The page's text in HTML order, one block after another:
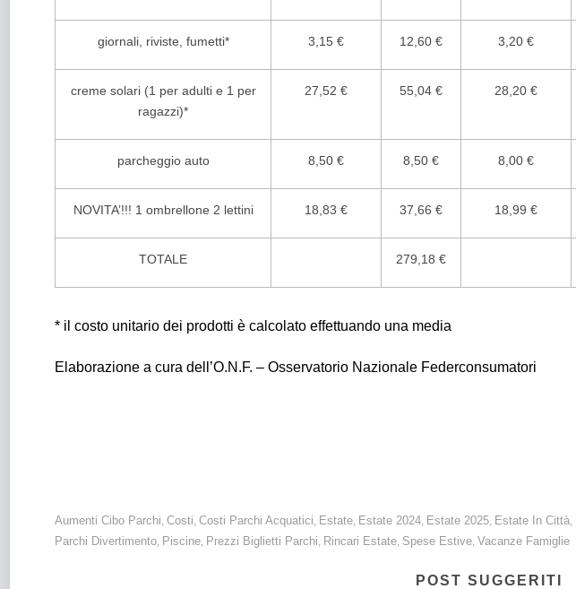
giornali, riviste, fumetti* 3,15 € 12,60 € 3,20 €
creme solari (1 per adulti e 1 per
ragazzi)*
27,52 € 55,04 € 28,20 €
parcheggio auto 8,50 € 8,50 € 8,00 €
NOVITA’!!! 1 ombrellone 2 lettini 18,83 € 37,66 € 18,99 €
TOTALE 279,18 €
* il costo unitario dei prodotti è calcolato effettuando una media
Elaborazione a cura dell’O.N.F. – Osservatorio Nazionale Federconsumatori
Aumenti Cibo Parchi, Costi, Costi Parchi Acquatici, Estate, Estate 2024, Estate 2025, Estate In Città,
Parchi Divertimento, Piscine, Prezzi Biglietti Parchi, Rincari Estate, Spese Estive, Vacanze Famiglie
POST SUGGERITI